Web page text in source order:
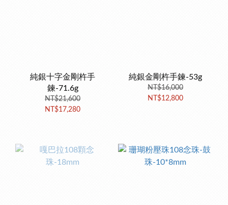
純銀十字金剛杵手
鍊-71.6g
NT$21,600
NT$17,280
純銀金剛杵手鍊-53g
NT$16,000
NT$12,800